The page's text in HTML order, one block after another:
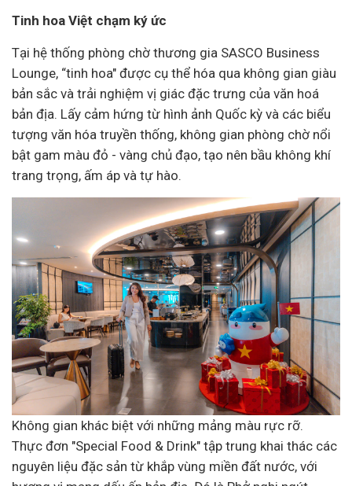
Tinh hoa Việt chạm ký ức
Tại hệ thống phòng chờ thương gia SASCO Business
Lounge, “tinh hoa" được cụ thể hóa qua không gian giàu
bản sắc và trải nghiệm vị giác đặc trưng của văn hoá
bản địa. Lấy cảm hứng từ hình ảnh Quốc kỳ và các biểu
tượng văn hóa truyền thống, không gian phòng chờ nổi
bật gam màu đỏ - vàng chủ đạo, tạo nên bầu không khí
trang trọng, ấm áp và tự hào.
Không gian khác biệt với những mảng màu rực rỡ.
Thực đơn "Special Food & Drink" tập trung khai thác các
nguyên liệu đặc sản từ khắp vùng miền đất nước, với